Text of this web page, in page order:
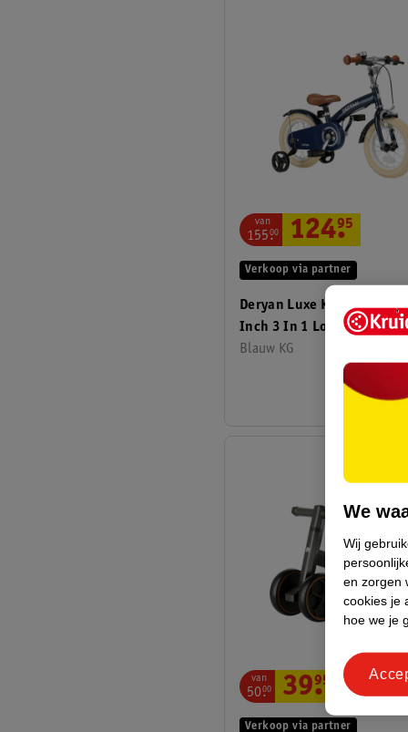
Deryan Luxe Kinderfiets
Inch 3 In 1 Loopfiets
Blauw KG
Verkoop via partner
van
155.
00 124.
95
Verkoop via partner
van
50.
00 39.
95
We
Wij
en zorgen
cookies je
hoe we je